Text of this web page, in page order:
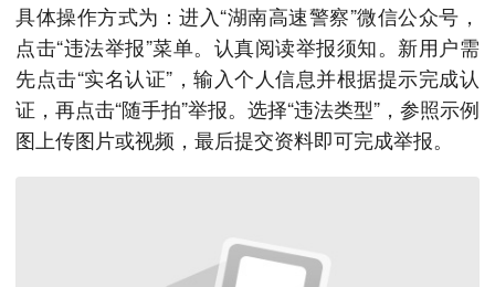
具体操作方式为：进入“湖南高速警察”微信公众号，
点击“违法举报”菜单。认真阅读举报须知。新用户需
先点击“实名认证”，输入个人信息并根据提示完成认
证，再点击“随手拍”举报。选择“违法类型”，参照示例
图上传图片或视频，最后提交资料即可完成举报。